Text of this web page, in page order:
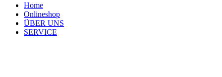
Home
Onlineshop
ÜBER UNS
SERVICE